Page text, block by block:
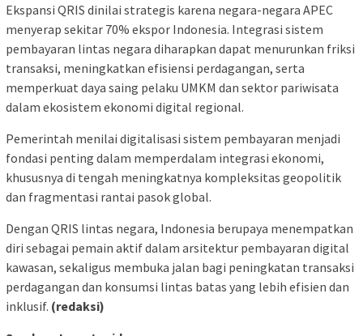
Ekspansi QRIS dinilai strategis karena negara-negara APEC
menyerap sekitar 70% ekspor Indonesia. Integrasi sistem
pembayaran lintas negara diharapkan dapat menurunkan friksi
transaksi, meningkatkan efisiensi perdagangan, serta
memperkuat daya saing pelaku UMKM dan sektor pariwisata
dalam ekosistem ekonomi digital regional.
Pemerintah menilai digitalisasi sistem pembayaran menjadi
fondasi penting dalam memperdalam integrasi ekonomi,
khususnya di tengah meningkatnya kompleksitas geopolitik
dan fragmentasi rantai pasok global.
Dengan QRIS lintas negara, Indonesia berupaya menempatkan
diri sebagai pemain aktif dalam arsitektur pembayaran digital
kawasan, sekaligus membuka jalan bagi peningkatan transaksi
perdagangan dan konsumsi lintas batas yang lebih efisien dan
inklusif. (redaksi)